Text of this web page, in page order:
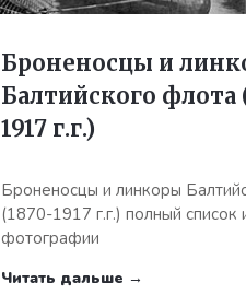
Броненосцы и
Балтийского флота
1917 г.г.)
Броненосцы и линкоры
(1870-1917 г.г.) полный список
фотографии
Читать дальше →